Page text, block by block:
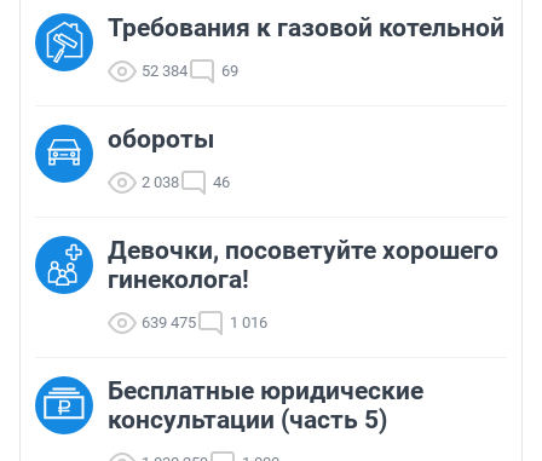
Требования к газовой котельной
52 384 69
обороты
2 038 46
Девочки, посоветуйте хорошего
гинеколога!
639 475 1 016
Бесплатные юридические
консультации (часть 5)